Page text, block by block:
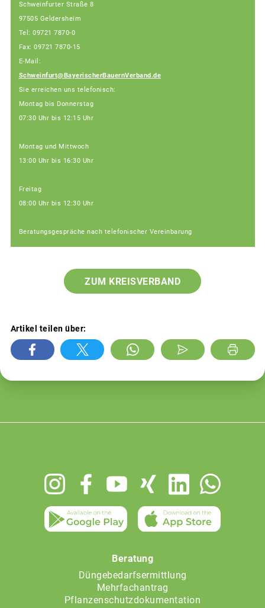
Schweinfurter Straße 8
97505 Geldersheim
Tel: 09721 7870-0
Fax: 09721 7870-15
E-Mail:
Schweinfurt@BayerischerBauernVerband.de
Sie erreichen uns telefonisch:
Montag bis Donnerstag
07:30 Uhr bis 12:15 Uhr
Montag und Mittwoch
13:00 Uhr bis 16:30 Uhr
Freitag
08:00 Uhr bis 12:30 Uhr
Beratungsgespräche nach telefonischer Vereinbarung
ZUM KREISVERBAND
Artikel teilen über:
Beratung
Düngebedarfsermittlung
Mehrfachantrag
Pflanzenschutzdokumentation